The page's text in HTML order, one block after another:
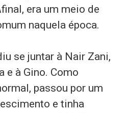
era um meio de
naquela época.
se juntar à Nair Zani,
e à Gino. Como
passou por um
e tinha